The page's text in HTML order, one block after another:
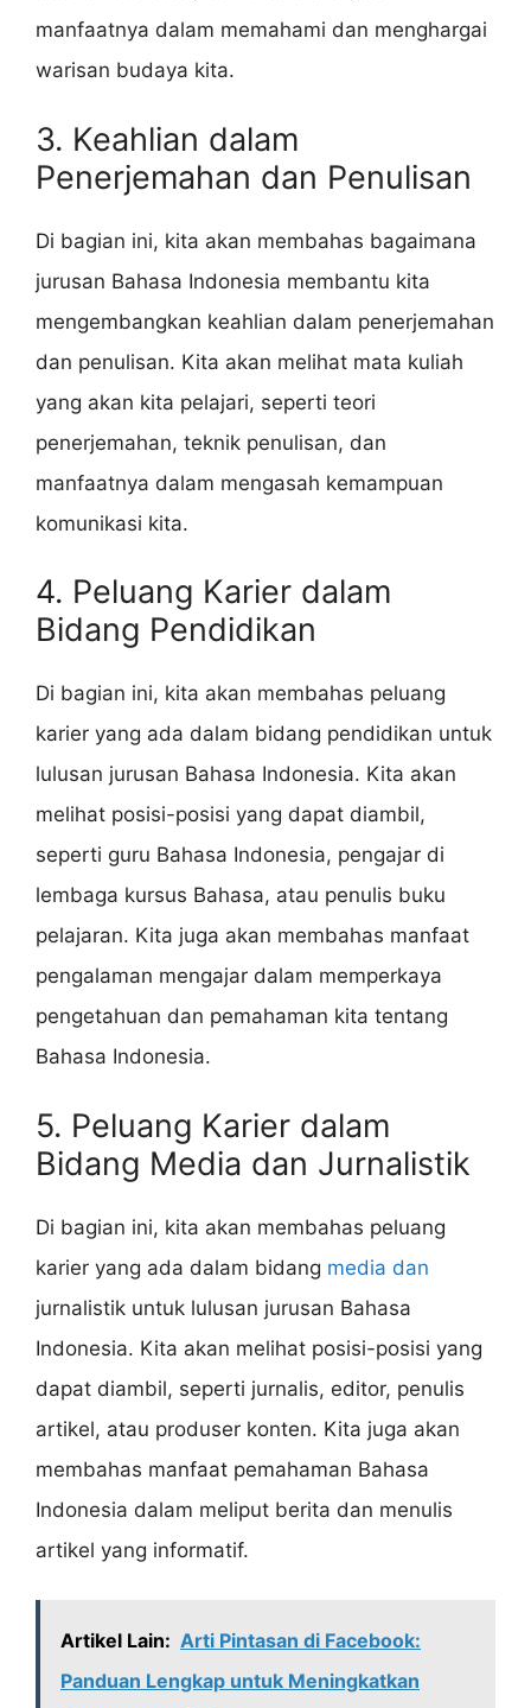
manfaatnya dalam memahami dan menghargai
warisan budaya kita.
3. Keahlian dalam
Penerjemahan dan Penulisan
Di bagian ini, kita akan membahas bagaimana
jurusan Bahasa Indonesia membantu kita
mengembangkan keahlian dalam penerjemahan
dan penulisan. Kita akan melihat mata kuliah
yang akan kita pelajari, seperti teori
penerjemahan, teknik penulisan, dan
manfaatnya dalam mengasah kemampuan
komunikasi kita.
4. Peluang Karier dalam
Bidang Pendidikan
Di bagian ini, kita akan membahas peluang
karier yang ada dalam bidang pendidikan untuk
lulusan jurusan Bahasa Indonesia. Kita akan
melihat posisi-posisi yang dapat diambil,
seperti guru Bahasa Indonesia, pengajar di
lembaga kursus Bahasa, atau penulis buku
pelajaran. Kita juga akan membahas manfaat
pengalaman mengajar dalam memperkaya
pengetahuan dan pemahaman kita tentang
Bahasa Indonesia.
5. Peluang Karier dalam
Bidang Media dan Jurnalistik
Di bagian ini, kita akan membahas peluang
karier yang ada dalam bidang media dan
jurnalistik untuk lulusan jurusan Bahasa
Indonesia. Kita akan melihat posisi-posisi yang
dapat diambil, seperti jurnalis, editor, penulis
artikel, atau produser konten. Kita juga akan
membahas manfaat pemahaman Bahasa
Indonesia dalam meliput berita dan menulis
artikel yang informatif.
Artikel Lain: Arti Pintasan di Facebook:
Panduan Lengkap untuk Meningkatkan